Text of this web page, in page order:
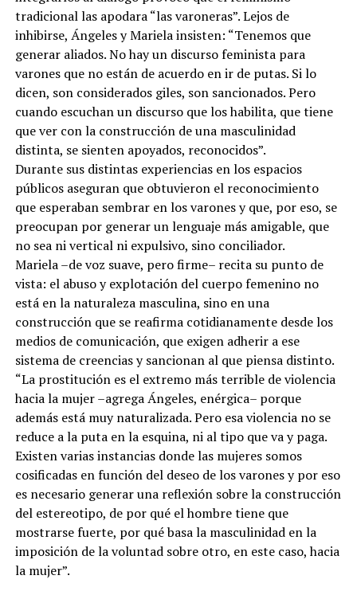
tradicional las apodara “las varoneras”. Lejos de
inhibirse, Ángeles y Mariela insisten: “Tenemos que
generar aliados. No hay un discurso feminista para
varones que no están de acuerdo en ir de putas. Si lo
dicen, son considerados giles, son sancionados. Pero
cuando escuchan un discurso que los habilita, que tiene
que ver con la construcción de una masculinidad
distinta, se sienten apoyados, reconocidos”.
Durante sus distintas experiencias en los espacios
públicos aseguran que obtuvieron el reconocimiento
que esperaban sembrar en los varones y que, por eso, se
preocupan por generar un lenguaje más amigable, que
no sea ni vertical ni expulsivo, sino conciliador.
Mariela –de voz suave, pero firme– recita su punto de
vista: el abuso y explotación del cuerpo femenino no
está en la naturaleza masculina, sino en una
construcción que se reafirma cotidianamente desde los
medios de comunicación, que exigen adherir a ese
sistema de creencias y sancionan al que piensa distinto.
“La prostitución es el extremo más terrible de violencia
hacia la mujer –agrega Ángeles, enérgica– porque
además está muy naturalizada. Pero esa violencia no se
reduce a la puta en la esquina, ni al tipo que va y paga.
Existen varias instancias donde las mujeres somos
cosificadas en función del deseo de los varones y por eso
es necesario generar una reflexión sobre la construcción
del estereotipo, de por qué el hombre tiene que
mostrarse fuerte, por qué basa la masculinidad en la
imposición de la voluntad sobre otro, en este caso, hacia
la mujer”.